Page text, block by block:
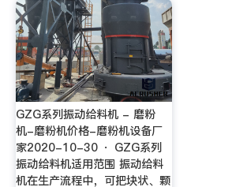
GZG系列振动给料机 - 磨粉
机-磨粉机价格-磨粉机设备厂
家2020-10-30 · GZG系列
振动给料机适用范围 振动给料
机在生产流程中，可把块状、颗